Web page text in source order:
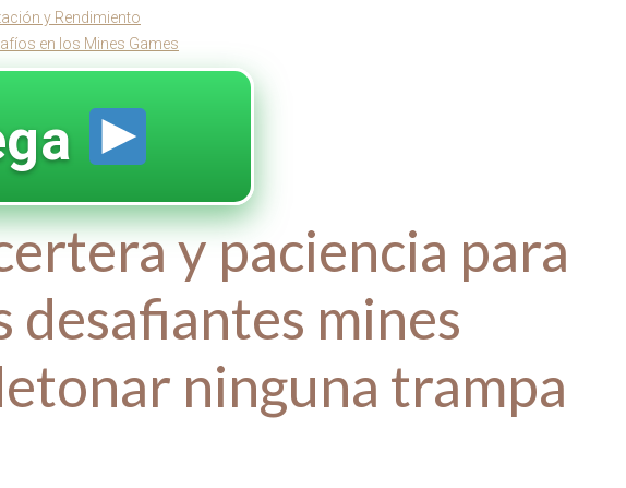
y Rendimiento
en los Mines Games
y paciencia para
desafiantes mines
ninguna trampa